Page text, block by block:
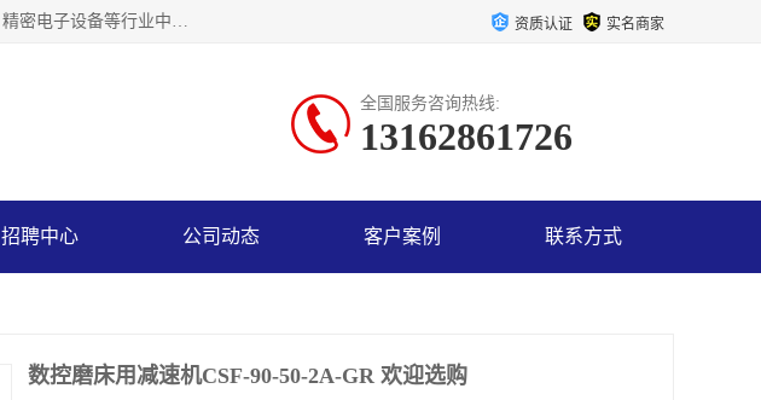
上海浜田实业有限公司专业致力于传动控制行业。面向工业机器人、半导体、机床、船舶、点胶、印刷、精密电子设备等行业中的运动控制技术。为日本哈默纳科（HarmonicDrive简称HD）中国地区定代理商，其生产的HarmonicDrive谐波减速机，具有轻量、小型、传动效率高、减速范围广、精度高等特点，被广泛应用于各种传动系统中。完善的技术，完善的售后，让您的选择无后顾之忧，欢迎您的来电洽谈！ 资质认证 实名商家
全国服务咨询热线:
13162861726
招聘中心 公司动态 客户案例 联系方式
数控磨床用减速机CSF-90-50-2A-GR 欢迎选购